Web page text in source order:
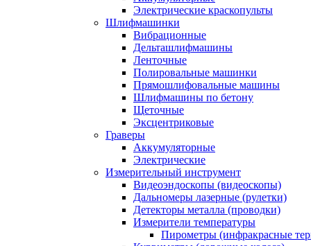
Электрические краскопульты
Шлифмашинки
Вибрационные
Дельташлифмашины
Ленточные
Полировальные машинки
Прямошлифовальные машины
Шлифмашины по бетону
Щеточные
Эксцентриковые
Граверы
Аккумуляторные
Электрические
Измерительный инструмент
Видеоэндоскопы (видеоскопы)
Дальномеры лазерные (рулетки)
Детекторы металла (проводки)
Измерители температуры
Пирометры (инфракрасные